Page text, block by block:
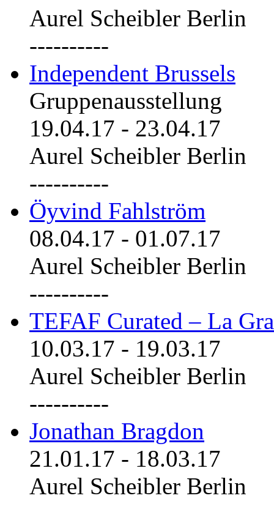
Aurel Scheibler Berlin
----------
Independent Brussels
Gruppenausstellung
19.04.17 - 23.04.17
Aurel Scheibler Berlin
----------
Öyvind Fahlström
08.04.17 - 01.07.17
Aurel Scheibler Berlin
----------
TEFAF Curated – La
10.03.17 - 19.03.17
Aurel Scheibler Berlin
----------
Jonathan Bragdon
21.01.17 - 18.03.17
Aurel Scheibler Berlin